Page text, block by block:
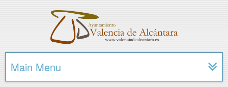
Main Menu